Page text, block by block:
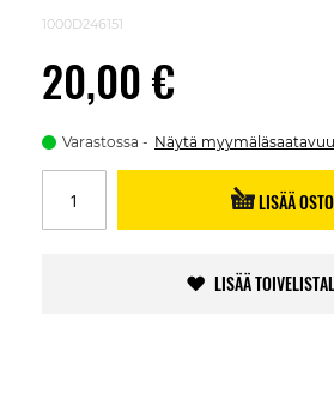
1000D246151
20,00 €
Varastossa Näytä
LISÄÄ
LISÄÄ